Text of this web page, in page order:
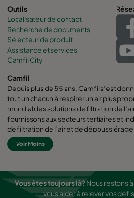
Outils
Localisateur de contact
Recherche de documents
Sélecteur de produit
Assistance et services
Camfil City
Camfil
Depuis plus de 55 ans, Camfil s’est
tout un chacun à respirer un air plus
mondial des solutions de filtration de
fournissons aux secteurs tertiaires et
de filtration de l’air et de
productivité des employés et des
augmentent l’efficacité énergétique, et
Chez Camfil nous pensons que les
clients doivent également être les
Voir Moins
Vous êtes toujours là?Nous restons
vous aider à relever vos